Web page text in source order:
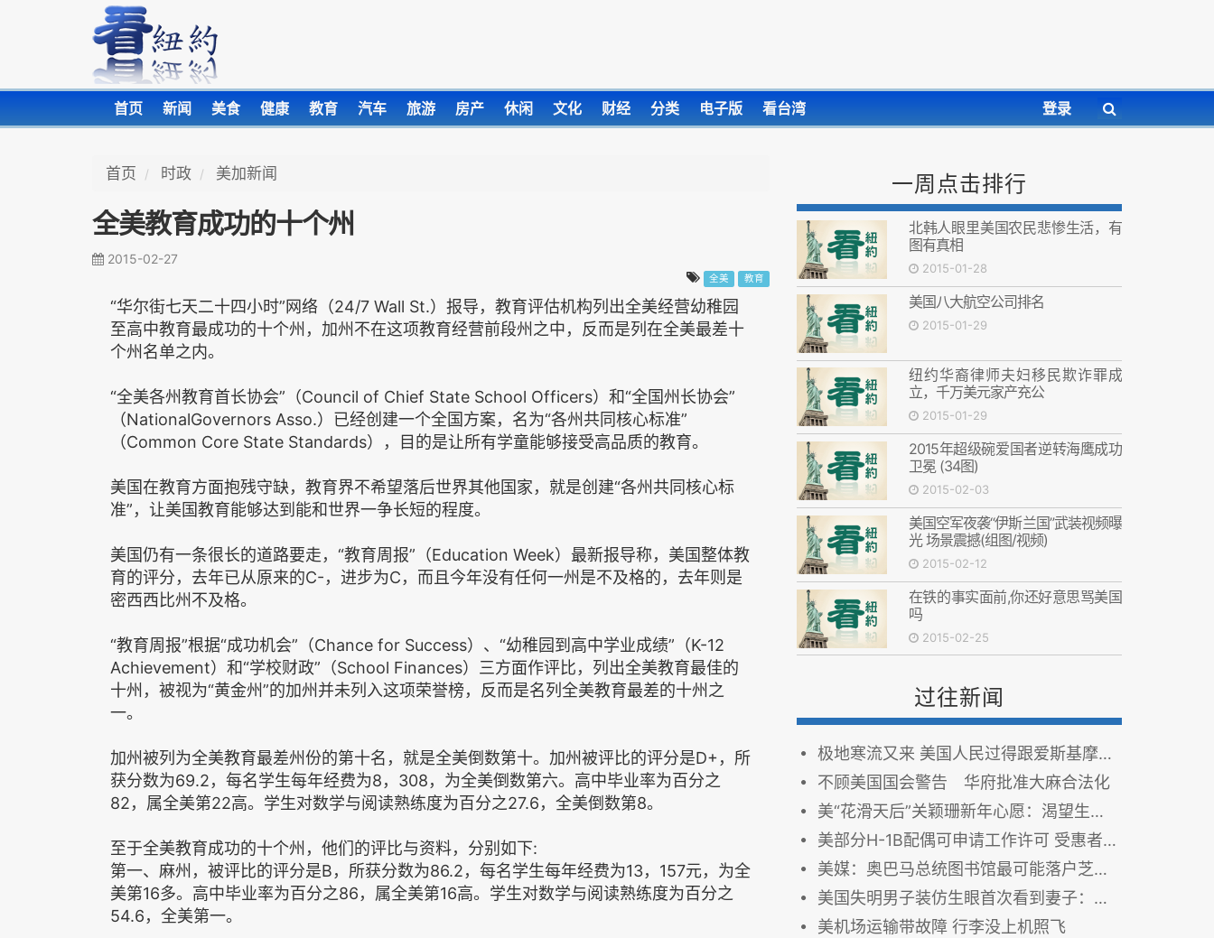
首页 新闻 美食 健康 教育 汽车 旅游 房产 休闲 文化 财经 分类 电子版 看台湾 登录
首页 时政 美加新闻
全美教育成功的十个州
2015-02-27
全美 教育
“华尔街七天二十四小时”网络（24/7 Wall St.）报导，教育评估机构列出全美经营幼稚园
至高中教育最成功的十个州，加州不在这项教育经营前段州之中，反而是列在全美最差十
个州名单之内。
“全美各州教育首长协会”（Council of Chief State School Officers）和“全国州长协会”
（NationalGovernors Asso.）已经创建一个全国方案，名为“各州共同核心标准”
（Common Core State Standards），目的是让所有学童能够接受高品质的教育。
美国在教育方面抱残守缺，教育界不希望落后世界其他国家，就是创建“各州共同核心标
准”，让美国教育能够达到能和世界一争长短的程度。
美国仍有一条很长的道路要走，“教育周报”（Education Week）最新报导称，美国整体教
育的评分，去年已从原来的C-，进步为C，而且今年没有任何一州是不及格的，去年则是
密西西比州不及格。
“教育周报”根据“成功机会”（Chance for Success）、“幼稚园到高中学业成绩”（K-12
Achievement）和“学校财政”（School Finances）三方面作评比，列出全美教育最佳的
十州，被视为“黄金州”的加州并未列入这项荣誉榜，反而是名列全美教育最差的十州之
一。
加州被列为全美教育最差州份的第十名，就是全美倒数第十。加州被评比的评分是D+，所
获分数为69.2，每名学生每年经费为8，308，为全美倒数第六。高中毕业率为百分之
82，属全美第22高。学生对数学与阅读熟练度为百分之27.6，全美倒数第8。
至于全美教育成功的十个州，他们的评比与资料，分别如下:
第一、麻州，被评比的评分是B，所获分数为86.2，每名学生每年经费为13，157元，为全
美第16多。高中毕业率为百分之86，属全美第16高。学生对数学与阅读熟练度为百分之
54.6，全美第一。
一周点击排行
北韩人眼里美国农民悲惨生活，有
图有真相
2015-01-28
美国八大航空公司排名
2015-01-29
纽约华裔律师夫妇移民欺诈罪成
立，千万美元家产充公
2015-01-29
2015年超级碗爱国者逆转海鹰成功
卫冕 (34图)
2015-02-03
美国空军夜袭“伊斯兰国”武装视频曝
光 场景震撼(组图/视频)
2015-02-12
在铁的事实面前,你还好意思骂美国
吗
2015-02-25
过往新闻
极地寒流又来 美国人民过得跟爱斯基摩人差不多了
不顾美国国会警告 华府批准大麻合法化
美“花滑天后”关颖珊新年心愿：渴望生个羊宝宝（图）
美部分H-1B配偶可申请工作许可 受惠者大呼解脱 （图）
美媒：奥巴马总统图书馆最可能落户芝加哥大学
美国失明男子装仿生眼首次看到妻子：你真美(图)
美机场运输带故障 行李没上机照飞